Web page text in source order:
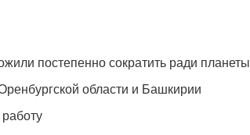
постепенно сократить ради планеты
области и Башкирии